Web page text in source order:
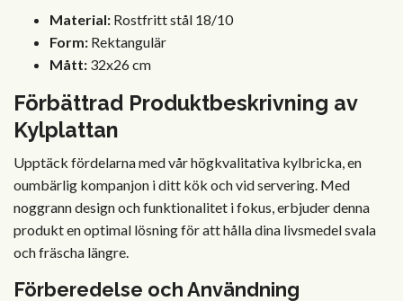
Material: Rostfritt stål 18/10
Form: Rektangulär
Mått: 32x26 cm
Förbättrad Produktbeskrivning av
Kylplattan
Upptäck fördelarna med vår högkvalitativa kylbricka, en
oumbärlig kompanjon i ditt kök och vid servering. Med
noggrann design och funktionalitet i fokus, erbjuder denna
produkt en optimal lösning för att hålla dina livsmedel svala
och fräscha längre.
Förberedelse och Användning